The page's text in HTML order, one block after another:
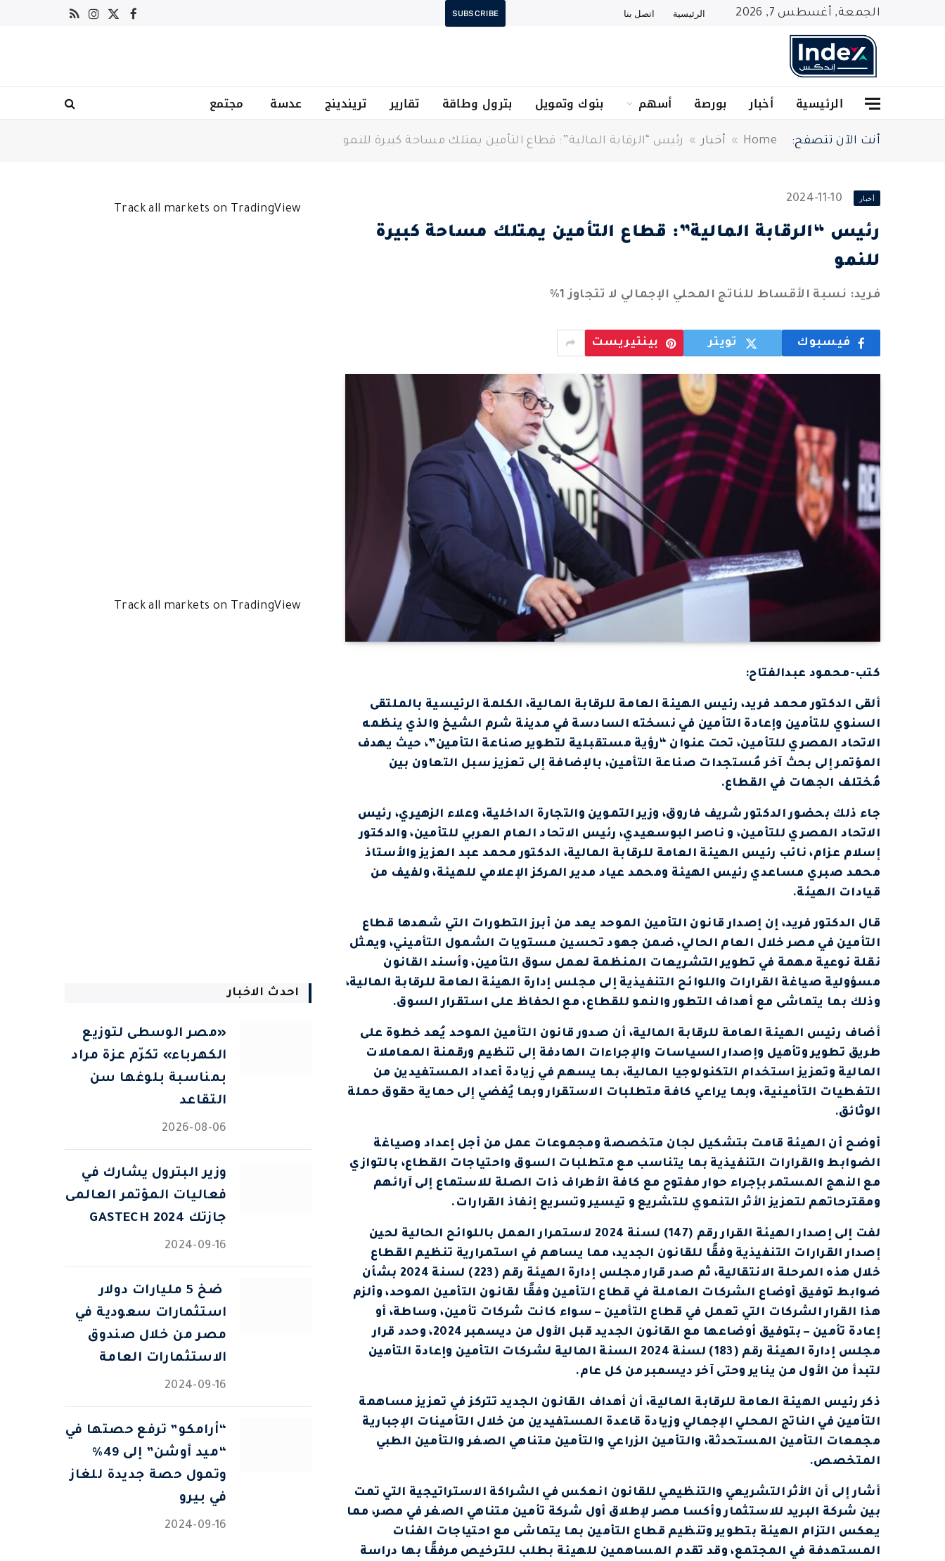
الجمعة, أغسطس 7, 2026 الرئيسية اتصل بنا SUBSCRIBE
فيسبوك
X
الانستغرام
RSS
الرئيسية أخبار بورصة أسهم بنوك وتمويل بترول وطاقة تقارير تريندينج عدسة مجتمع
أنت الآن تتصفح: Home
» أخبار » رئيس “الرقابة المالية”: قطاع التأمين يمتلك مساحة كبيرة للنمو
أخبار 2024-11-10
رئيس “الرقابة المالية”: قطاع التأمين يمتلك مساحة كبيرة
للنمو
فريد: نسبة الأقساط للناتج المحلي الإجمالي لا تتجاوز 1%
فيسبوك تويتر بينتيريست
كتب-محمود عبدالفتاح:
ألقى الدكتور محمد فريد، رئيس الهيئة العامة للرقابة المالية، الكلمة الرئيسية بالملتقى
السنوي للتأمين وإعادة التأمين في نسخته السادسة في مدينة شرم الشيخ والذي ينظمه
الاتحاد المصري للتأمين، تحت عنوان “رؤية مستقبلية لتطوير صناعة التأمين”، حيث يهدف
المؤتمر إلى بحث آخر مُستجدات صناعة التأمين، بالإضافة إلى تعزيز سبل التعاون بين
مُختلف الجهات في القطاع.
جاء ذلك بحضور الدكتور شريف فاروق، وزير التموين والتجارة الداخلية، وعلاء الزهيري، رئيس
الاتحاد المصري للتأمين، و ناصر البوسعيدي، رئيس الاتحاد العام العربي للتأمين، والدكتور
إسلام عزام، نائب رئيس الهيئة العامة للرقابة المالية، الدكتور محمد عبد العزيز والأستاذ
محمد صبري مساعدي رئيس الهيئة ومحمد عياد مدير المركز الإعلامي للهيئة، ولفيف من
قيادات الهيئة.
قال الدكتور فريد، إن إصدار قانون التأمين الموحد يعد من أبرز التطورات التي شهدها قطاع
التأمين في مصر خلال العام الحالي، ضمن جهود تحسين مستويات الشمول التأميني، ويمثل
نقلة نوعية مهمة في تطوير التشريعات المنظمة لعمل سوق التأمين، وأسند القانون
مسؤولية صياغة القرارات واللوائح التنفيذية إلى مجلس إدارة الهيئة العامة للرقابة المالية،
وذلك بما يتماشى مع أهداف التطور والنمو للقطاع، مع الحفاظ على استقرار السوق.
أضاف رئيس الهيئة العامة للرقابة المالية، أن صدور قانون التأمين الموحد يُعد خطوة على
طريق تطوير وتأهيل وإصدار السياسات والإجراءات الهادفة إلى تنظيم ورقمنة المعاملات
المالية وتعزيز استخدام التكنولوجيا المالية، بما يسهم في زيادة أعداد المستفيدين من
التغطيات التأمينية، وبما يراعي كافة متطلبات الاستقرار وبما يُفضي إلى حماية حقوق حملة
الوثائق.
أوضح أن الهيئة قامت بتشكيل لجان متخصصة ومجموعات عمل من أجل إعداد وصياغة
الضوابط والقرارات التنفيذية بما يتناسب مع متطلبات السوق واحتياجات القطاع، بالتوازي
مع النهج المستمر بإجراء حوار مفتوح مع كافة الأطراف ذات الصلة للاستماع إلى آرائهم
ومقترحاتهم لتعزيز الأثر التنموي للتشريع و تيسير وتسريع إنفاذ القرارات.
لفت إلى إصدار الهيئة القرار رقم (147) لسنة 2024 لاستمرار العمل باللوائح الحالية لحين
إصدار القرارات التنفيذية وفقًا للقانون الجديد، مما يساهم في استمرارية تنظيم القطاع
خلال هذه المرحلة الانتقالية، ثم صدر قرار مجلس إدارة الهيئة رقم (223) لسنة 2024 بشأن
ضوابط توفيق أوضاع الشركات العاملة في قطاع التأمين وفقًا لقانون التأمين الموحد، وألزم
هذا القرار الشركات التي تعمل في قطاع التأمين – سواء كانت شركات تأمين، وساطة، أو
إعادة تأمين – بتوفيق أوضاعها مع القانون الجديد قبل الأول من ديسمبر 2024، وحدد قرار
مجلس إدارة الهيئة رقم (183) لسنة 2024 السنة المالية لشركات التأمين وإعادة التأمين
لتبدأ من الأول من يناير وحتى آخر ديسمبر من كل عام.
ذكر رئيس الهيئة العامة للرقابة المالية، أن أهداف القانون الجديد تتركز في تعزيز مساهمة
التأمين في الناتج المحلي الإجمالي وزيادة قاعدة المستفيدين من خلال التأمينات الإجبارية
مجمعات التأمين المستحدثة، والتأمين الزراعي والتأمين متناهي الصغر والتأمين الطبي
المتخصص.
أشار إلى أن الأثر التشريعي والتنظيمي للقانون انعكس في الشراكة الاستراتيجية التي تمت
بين شركة البريد للاستثمار وأكسا مصر لإطلاق أول شركة تأمين متناهي الصغر في مصر، مما
يعكس التزام الهيئة بتطوير وتنظيم قطاع التأمين بما يتماشى مع احتياجات الفئات
المستهدفة في المجتمع، وقد تقدم المساهمين للهيئة بطلب للترخيص مرفقًا بها دراسة
Track all markets on TradingView
Track all markets on TradingView
احدث الاخبار
«مصر الوسطى لتوزيع
الكهرباء» تكرّم عزة مراد
بمناسبة بلوغها سن
التقاعد
2026-08-06
وزير البترول يشارك في
فعاليات المؤتمر العالمى
جازتك 2024 GASTECH
2024-09-16
⁠ ضخ 5 مليارات دولار
استثمارات سعودية في
مصر من خلال صندوق
الاستثمارات العامة
2024-09-16
“أرامكو” ترفع حصتها في
“ميد أوشن” إلى 49%
وتمول حصة جديدة للغاز
في بيرو
2024-09-16